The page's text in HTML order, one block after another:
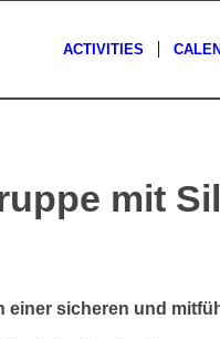
ACTIVITIES
mit
sicheren und